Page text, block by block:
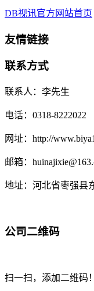
DB视讯官方网站首页
友情链接
联系方式
联系人：李先生
电话：0318-8222022
网址：http://
邮箱：
地址：河北省枣强县
公司二维码
扫一扫，添加二维码！